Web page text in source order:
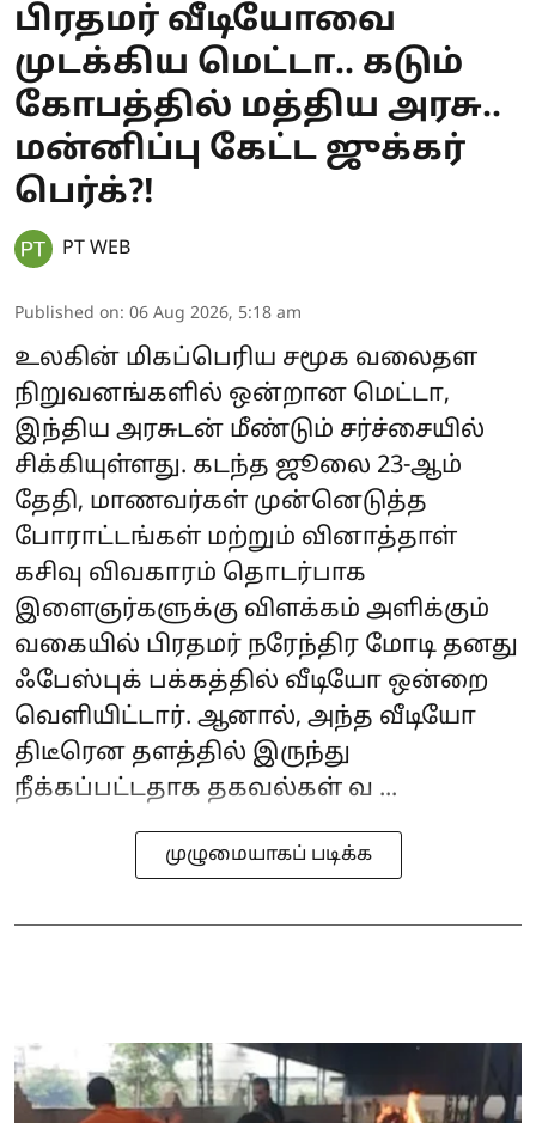
பிரதமர் வீடியோவை
முடக்கிய மெட்டா.. கடும்
கோபத்தில் மத்திய அரசு..
மன்னிப்பு கேட்ட ஜுக்கர்
பெர்க்?!
PT WEB
Published on: 06 Aug 2026, 5:18 am
உலகின் மிகப்பெரிய சமூக வலைதள
நிறுவனங்களில் ஒன்றான மெட்டா,
இந்திய அரசுடன் மீண்டும் சர்ச்சையில்
சிக்கியுள்ளது. கடந்த ஜூலை 23-ஆம்
தேதி, மாணவர்கள் முன்னெடுத்த
போராட்டங்கள் மற்றும் வினாத்தாள்
கசிவு விவகாரம் தொடர்பாக
இளைஞர்களுக்கு விளக்கம் அளிக்கும்
வகையில் பிரதமர் நரேந்திர மோடி தனது
ஃபேஸ்புக் பக்கத்தில் வீடியோ ஒன்றை
வெளியிட்டார். ஆனால், அந்த வீடியோ
திடீரென தளத்தில் இருந்து
நீக்கப்பட்டதாக தகவல்கள் வ ...
முழுமையாகப் படிக்க